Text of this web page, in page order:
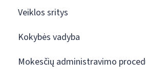
Veiklos sritys
Kokybės vadyba
Mokesčių administravimo